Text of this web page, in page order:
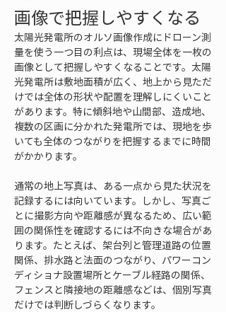
画像で把握しやすくなる
太陽光発電所のオルソ画像作成にドローン測
量を使う一つ目の利点は、現場全体を一枚の
画像として把握しやすくなることです。太陽
光発電所は敷地面積が広く、地上から見ただ
けでは全体の形状や配置を理解しにくいこと
があります。特に傾斜地や山間部、造成地、
複数の区画に分かれた発電所では、現地を歩
いても全体のつながりを把握するまでに時間
がかかります。
通常の地上写真は、ある一点から見た状況を
記録するには向いています。しかし、写真ご
とに撮影方向や距離感が異なるため、広い範
囲の関係性を確認するには不向きな場合があ
ります。たとえば、架台列と管理道路の位置
関係、排水路と法面のつながり、パワーコン
ディショナ設置場所とケーブル経路の関係、
フェンスと隣接地の距離感などは、個別写真
だけでは判断しづらくなります。